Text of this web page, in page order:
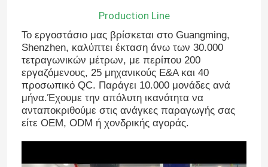
Production Line
Το εργοστάσιο μας βρίσκεται στο Guangming,
Shenzhen, καλύπτει έκταση άνω των 30.000
τετραγωνικών μέτρων, με περίπου 200
εργαζόμενους, 25 μηχανικούς Ε&Α και 40
προσωπικό QC. Παράγει 10.000 μονάδες ανά
μήνα.Έχουμε την απόλυτη ικανότητα να
ανταποκριθούμε στις ανάγκες παραγωγής σας
είτε OEM, ODM ή χονδρικής αγοράς.